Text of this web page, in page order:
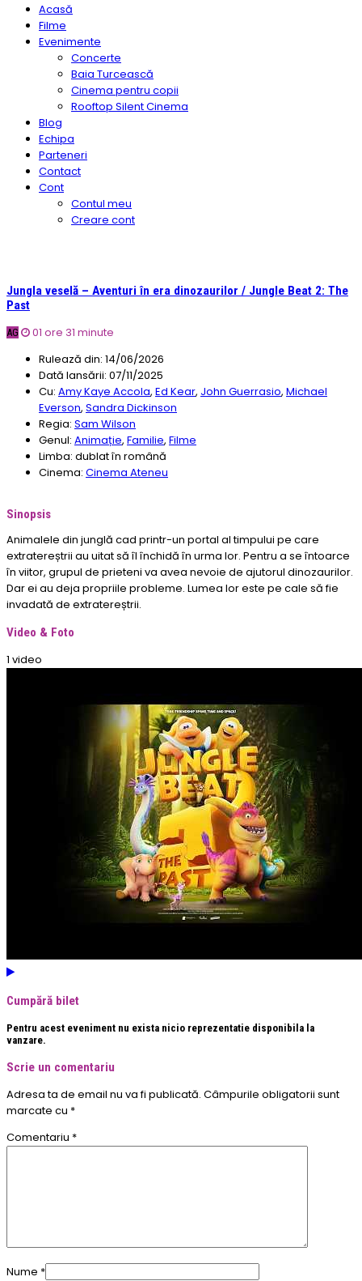
Acasă
Filme
Evenimente
Concerte
Baia Turcească
Cinema pentru copii
Rooftop Silent Cinema
Blog
Echipa
Parteneri
Contact
Cont
Contul meu
Creare cont
Jungla veselă – Aventuri în era dinozaurilor / Jungle Beat 2: The
Past
AG
01 ore 31 minute
Rulează din: 14/06/2026
Dată lansării: 07/11/2025
Cu: Amy Kaye Accola, Ed Kear, John Guerrasio, Michael
Everson, Sandra Dickinson
Regia: Sam Wilson
Genul: Animație, Familie, Filme
Limba: dublat în română
Cinema: Cinema Ateneu
Sinopsis
Animalele din junglă cad printr-un portal al timpului pe care
extratereștrii au uitat să îl închidă în urma lor. Pentru a se întoarce
în viitor, grupul de prieteni va avea nevoie de ajutorul dinozaurilor.
Dar ei au deja propriile probleme. Lumea lor este pe cale să fie
invadată de extratereștrii.
Video & Foto
1 video
Cumpără bilet
Pentru acest eveniment nu exista nicio reprezentatie disponibila la
vanzare.
Scrie un comentariu
Adresa ta de email nu va fi publicată. Câmpurile obligatorii sunt
marcate cu *
Comentariu *
Nume *